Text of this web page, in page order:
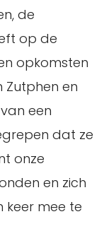
de
op de
opkomsten
Zutphen en
een
dat ze
onze
en zich
mee te